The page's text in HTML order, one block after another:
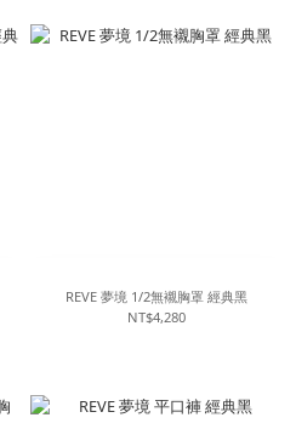
REVE 夢境 1/2無襯胸罩 經典黑
NT$4,280